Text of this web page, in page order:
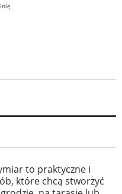
to praktyczne i
które chcą stworzyć